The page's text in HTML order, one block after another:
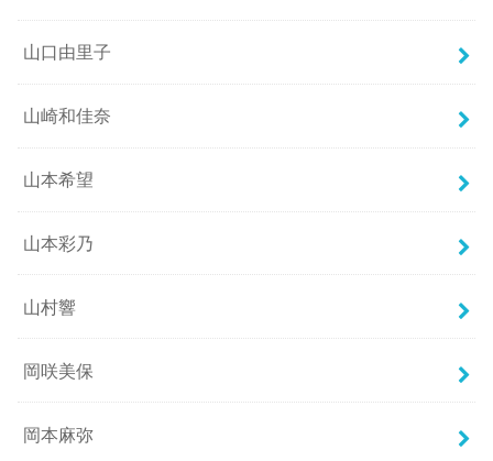
山口由里子
山崎和佳奈
山本希望
山本彩乃
山村響
岡咲美保
岡本麻弥